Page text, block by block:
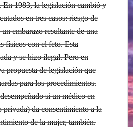
En 1983, la legislación cambió y
en tres casos: riesgo de
embarazo resultante de una
físicos con el feto. Esta
y se hizo ilegal. Pero en
propuesta de legislación que
para los procedimientos.
si un médico en
privada) da consentimiento a la
de la mujer, también.